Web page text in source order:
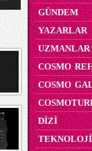
GÜNDEM
YAZARLAR
UZMANLAR
COSMO
COSMO
DİZİ
TEKNOLOJİ